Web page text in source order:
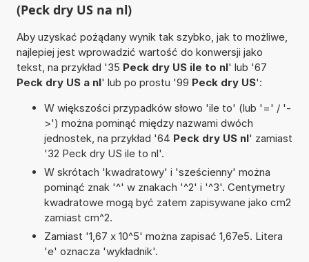
(Peck dry US na nl)
Aby uzyskać pożądany wynik tak szybko, jak to możliwe,
najlepiej jest wprowadzić wartość do konwersji jako
tekst, na przykład '35 Peck dry US ile to nl' lub '67
Peck dry US a nl' lub po prostu '99 Peck dry US':
W większości przypadków słowo 'ile to' (lub '=' / '-
>') można pominąć między nazwami dwóch
jednostek, na przykład '64 Peck dry US nl' zamiast
'32 Peck dry US ile to nl'.
W skrótach 'kwadratowy' i 'sześcienny' można
pominąć znak '^' w znakach '^2' i '^3'. Centymetry
kwadratowe mogą być zatem zapisywane jako cm2
zamiast cm^2.
Zamiast '1,67 x 10^5' można zapisać 1,67e5. Litera
'e' oznacza 'wykładnik'.